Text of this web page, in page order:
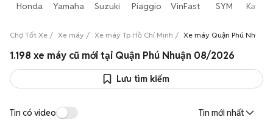
Honda Yamaha Suzuki Piaggio VinFast SYM
Chợ Tốt Xe Xe máy Xe máy Tp Hồ Chí Minh Xe máy Quận Phú Nhuận
1.198 xe máy cũ mới tại Quận Phú Nhuận 08/2026
Lưu tìm kiếm
Tin có video Tin mới nhất